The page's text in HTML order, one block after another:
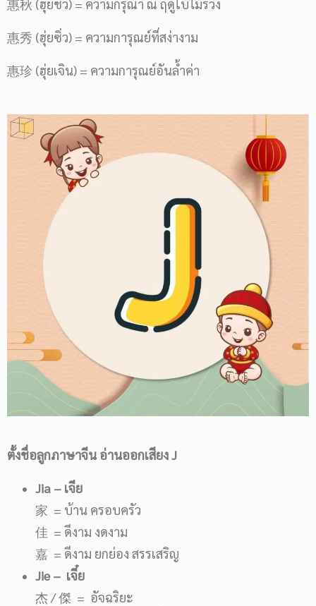
惠秋 (ฮุ่ยชิว) = ความกรุณา ณ ฤดูใบไม้ร่วง
惠秀 (ฮุ่ยซิ่ว) = ความการุณย์ที่สง่างาม
惠珍 (ฮุ่ยเจิน) = ความการุณย์อันล้ำค่า
ตั้งชื่อลูกภาษาจีน อ่านออกเสียงJ
Jia – เจีย
家 = บ้าน ครอบครัว
佳 = ดีงาม งดงาม
嘉 = ดีงาม ยกย่อง สรรเสริญ
Jie– เจี๋ย
杰 / 傑 = อัจฉริยะ